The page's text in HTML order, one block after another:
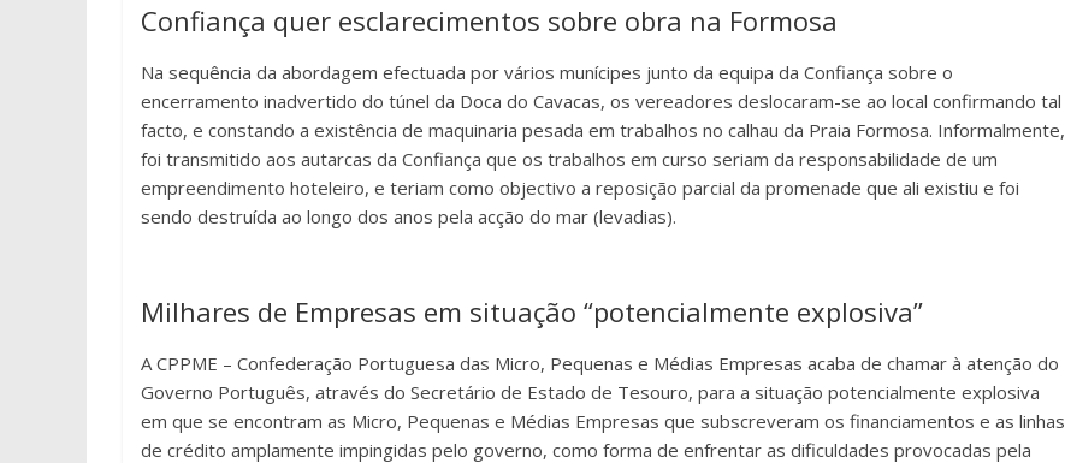
Confiança quer esclarecimentos sobre obra na Formosa
Na sequência da abordagem efectuada por vários munícipes junto da equipa da Confiança sobre o
encerramento inadvertido do túnel da Doca do Cavacas, os vereadores deslocaram-se ao local confirmando tal
facto, e constando a existência de maquinaria pesada em trabalhos no calhau da Praia Formosa. Informalmente,
foi transmitido aos autarcas da Confiança que os trabalhos em curso seriam da responsabilidade de um
empreendimento hoteleiro, e teriam como objectivo a reposição parcial da promenade que ali existiu e foi
sendo destruída ao longo dos anos pela acção do mar (levadias).
Milhares de Empresas em situação “potencialmente explosiva”
A CPPME – Confederação Portuguesa das Micro, Pequenas e Médias Empresas acaba de chamar à atenção do
Governo Português, através do Secretário de Estado de Tesouro, para a situação potencialmente explosiva
em que se encontram as Micro, Pequenas e Médias Empresas que subscreveram os financiamentos e as linhas
de crédito amplamente impingidas pelo governo, como forma de enfrentar as dificuldades provocadas pela